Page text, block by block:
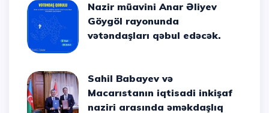
Nazir müavini Anar Əliyev
Göygöl rayonunda
vətəndaşları qəbul edəcək.
Sahil Babayev və
Macarıstanın iqtisadi inkişaf
naziri arasında əməkdaşlıq